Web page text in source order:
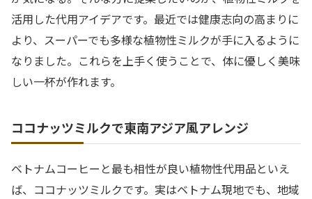
活用した代用アイデアです。最近では健康志向の高まりに
より、スーパーでも多様な植物性ミルクが手に入るように
なりました。これらを上手く使うことで、体に優しく美味
しい一杯が作れます。
ココナッツミルクで東南アジア風アレンジ
ベトナムコーヒーと最も相性が良い植物性代用品といえ
ば、ココナッツミルクです。実はベトナム現地でも、地域